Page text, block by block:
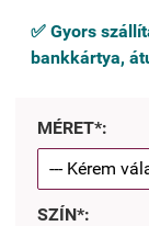
✅ Gyors
bankkártya,
MÉRET*:
SZÍN*: